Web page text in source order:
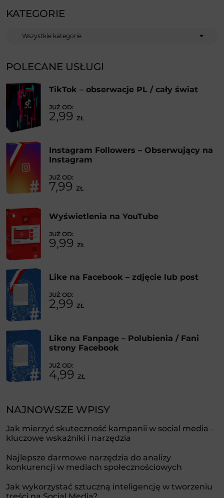
KATEGORIE
Kategorie
POLECANE USŁUGI
TikTok – obserwacje PL / cały świat
2,99 ZŁ
Instagram Followers – Obserwujący na
Instagram
7,99 ZŁ
Wyświetlenia na YouTube
9,99 ZŁ
Like na Facebook – zdjęcie lub post
2,99 ZŁ
Like na Fanpage – Polubienia / Fani
strony Facebook
4,99 ZŁ
NAJNOWSZE WPISY
Jak mierzyć skuteczność kampanii w social media –
kluczowe wskaźniki i narzędzia
Najlepsze darmowe narzędzia do analizy
konkurencji w mediach społecznościowych
Jak wykorzystać sztuczną inteligencję w tworzeniu
treści na Social Media?